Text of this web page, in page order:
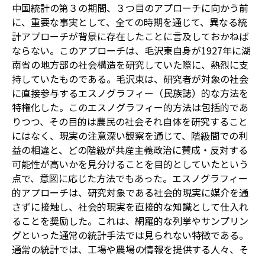
中国統計の第３の期間、３つ目のアプローチに向かう前
に、重要な事実として、全ての時期を通じて、異なる統
計アプローチが背景に存在したことに言及しておかねば
ならない。このアプローチは、毛沢東自身が1927年に湖
南省の地方部の社会構造を研究していた際に、熱烈に支
持していたものである。毛沢東は、研究者が対象の社会
に直接参与するエスノグラフィー（民族誌）的な方法を
特権化した。このエスノグラフィー的方法は包括的であ
りつつ、その目的は農民の社会それ自体を研究すること
にはなく、現実の注意深い観察を通じて、階級間での利
益の相違と、どの階級が共産主義政治に賛成・反対する
可能性が高いかを見分けることを目的としていたという
点で、意図に応じた方法でもあった。エスノグラフィー
的アプローチは、研究対象である社会的現実に媒介を通
さずに接触し、社会的現実を直接的な知識として仕入れ
ることを奨励した。これは、網羅的な列挙やサンプリン
グといった通常の統計手法では見られない特徴である。
通常の統計では、工場や農場の情報を提供する人々、そ